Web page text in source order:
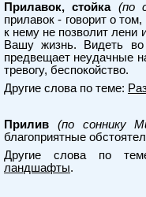
Прилавок, стойка (по
прилавок - говорит о
к нему не позволит лени
Вашу жизнь. Видеть
предвещает неудачные
тревогу, беспокойство.
Другие слова по теме:
Прилив (по соннику
благоприятные
Другие слова по
ландшафты.